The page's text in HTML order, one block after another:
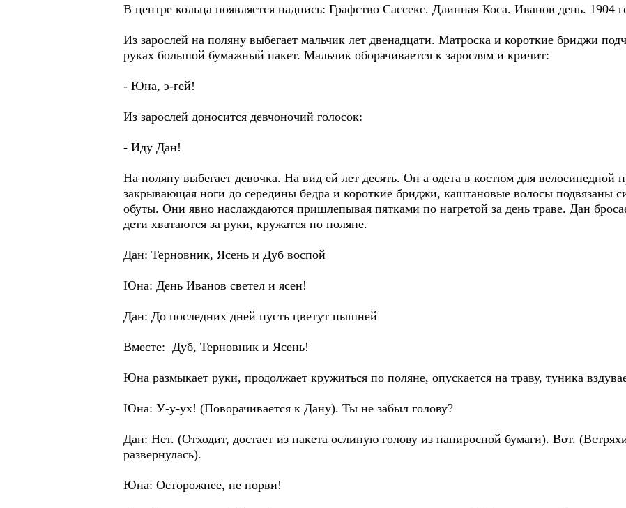
В центре кольца появляется надпись: Графство Сассекс. Длинная Коса. Иванов день. 1904
Из зарослей на поляну выбегает мальчик лет двенадцати. Матроска и короткие бриджи
руках большой бумажный пакет. Мальчик оборачивается к зарослям и кричит:
- Юна, э-гей!
Из зарослей доносится девчоночий голосок:
- Иду Дан!
На поляну выбегает девочка. На вид ей лет десять. Он а одета в костюм для велосипедной
закрывающая ноги до середины бедра и короткие бриджи, каштановые волосы
обуты. Они явно наслаждаются пришлепывая пятками по нагретой за день траве. Дан
дети хватаются за руки, кружатся по поляне.
Дан: Терновник, Ясень и Дуб воспой
Юна: День Иванов светел и ясен!
Дан: До последних дней пусть цветут пышней
Вместе: Дуб, Терновник и Ясень!
Юна размыкает руки, продолжает кружиться по поляне, опускается на траву, туника
Юна: У-у-ух! (Поворачивается к Дану). Ты не забыл голову?
Дан: Нет. (Отходит, достает из пакета ослиную голову из папиросной бумаги). Вот.
развернулась).
Юна: Осторожнее, не порви!